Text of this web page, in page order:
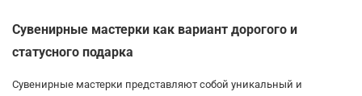
Сувенирные мастерки как вариант дорогого и
статусного подарка
Сувенирные мастерки представляют собой уникальный и